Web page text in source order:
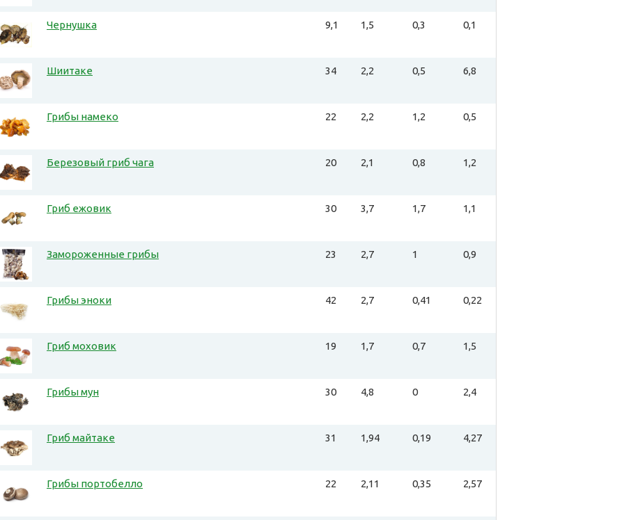
Чернушка 9,1 1,5 0,3 0,1
Шиитаке 34 2,2 0,5 6,8
Грибы намеко 22 2,2 1,2 0,5
Березовый гриб чага 20 2,1 0,8 1,2
Гриб ежовик 30 3,7 1,7 1,1
Замороженные грибы 23 2,7 1 0,9
Грибы эноки 42 2,7 0,41 0,22
Гриб моховик 19 1,7 0,7 1,5
Грибы мун 30 4,8 0 2,4
Гриб майтаке 31 1,94 0,19 4,27
Грибы портобелло 22 2,11 0,35 2,57